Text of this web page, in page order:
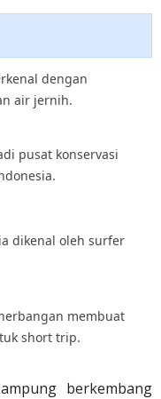
dengan
air jernih.
pusat konservasi
dikenal oleh surfer
membuat
short trip.
berkembang